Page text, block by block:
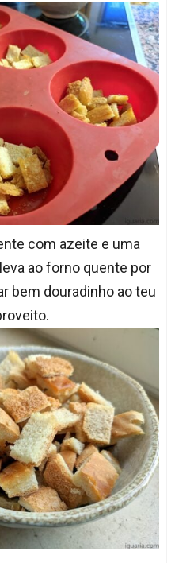
com azeite e uma
ao forno quente por
bem douradinho ao teu